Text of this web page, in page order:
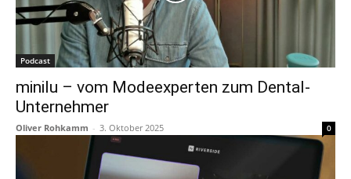
Podcast
minilu – vom Modeexperten zum Dental-
Unternehmer
Oliver Rohkamm - 3. Oktober 2025 0